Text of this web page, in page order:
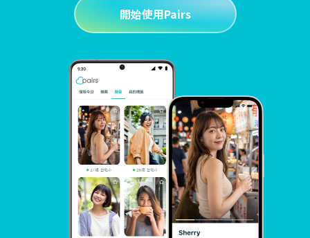
開始使用Pairs